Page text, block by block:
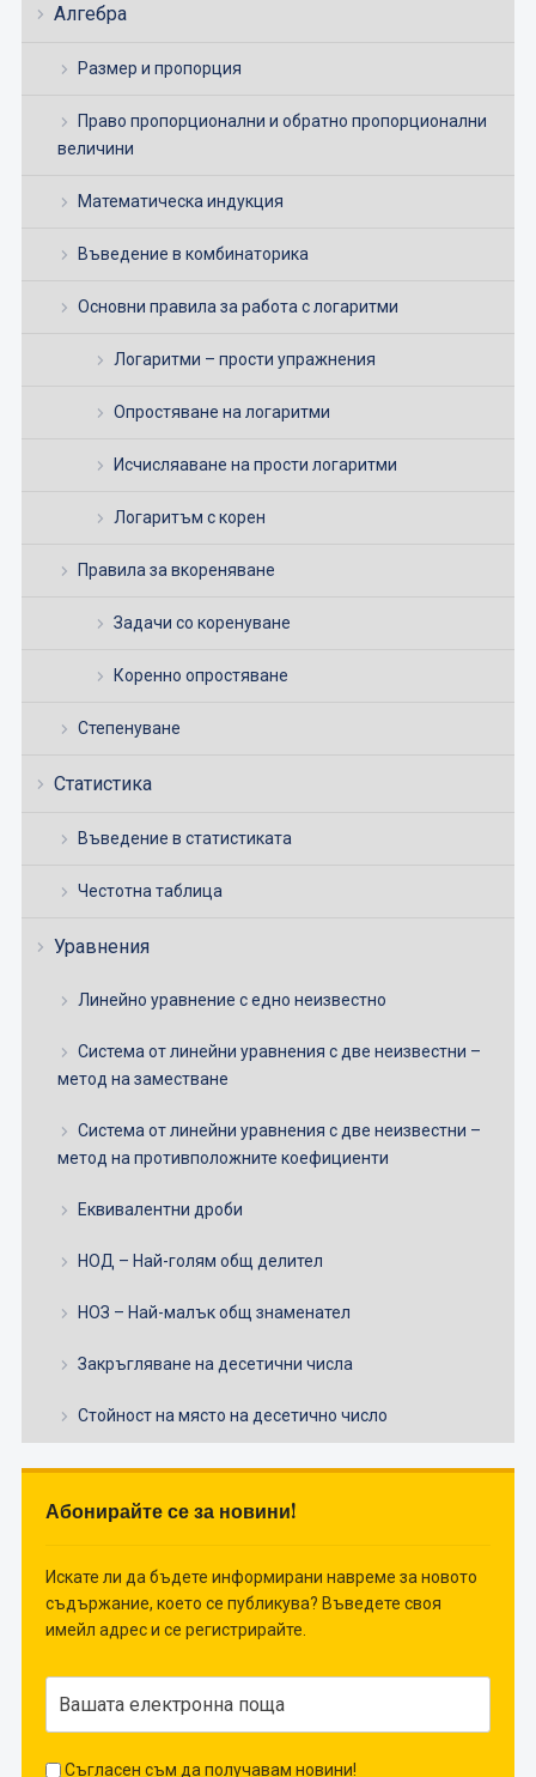
Алгебра
Размер и пропорция
Право пропорционални и обратно пропорционални
величини
Математическа индукция
Въведение в комбинаторика
Основни правила за работа с логаритми
Логаритми – прости упражнения
Опростяване на логаритми
Исчисляаване на прости логаритми
Логаритъм с корен
Правила за вкореняване
Задачи со коренуване
Коренно опростяване
Степенуване
Статистика
Въведение в статистиката
Честотна таблица
Уравнения
Линейно уравнение с едно неизвестно
Система от линейни уравнения с две неизвестни –
метод на заместване
Система от линейни уравнения с две неизвестни –
метод на противположните коефициенти
Еквивалентни дроби
НОД – Най-голям общ делител
НОЗ – Най-малък общ знаменател
Закръгляване на десетични числа
Стойност на място на десетично число
Абонирайте се за новини!
Искате ли да бъдете информирани навреме за новото
съдържание, което се публикува? Въведете своя
имейл адрес и се регистрирайте.
Съгласен съм да получавам новини!